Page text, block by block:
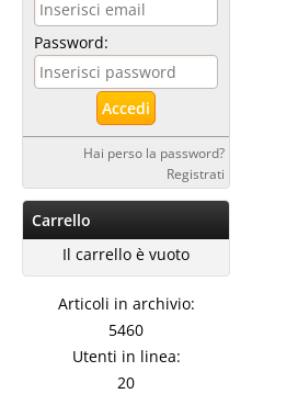
Password:
Hai perso la password?
Registrati
Carrello
Il carrello è vuoto
Articoli in archivio:
5460
Utenti in linea:
20